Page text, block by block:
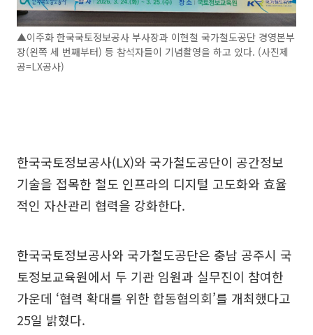
▲이주화 한국국토정보공사 부사장과 이현철 국가철도공단 경영본부
장(왼쪽 세 번째부터) 등 참석자들이 기념촬영을 하고 있다. (사진제
공=LX공사)
한국국토정보공사(LX)와 국가철도공단이 공간정보
기술을 접목한 철도 인프라의 디지털 고도화와 효율
적인 자산관리 협력을 강화한다.
한국국토정보공사와 국가철도공단은 충남 공주시 국
토정보교육원에서 두 기관 임원과 실무진이 참여한
가운데 ‘협력 확대를 위한 합동협의회’를 개최했다고
25일 밝혔다.